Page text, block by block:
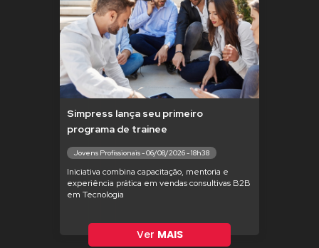
Simpress lança seu primeiro
programa de trainee
Jovens Profissionais - 06/08/2026 - 18h38
Iniciativa combina capacitação, mentoria e
experiência prática em vendas consultivas B2B
em Tecnologia
Ver MAIS